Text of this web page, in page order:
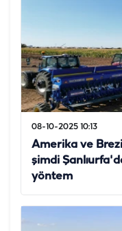
08-10-2025 10:13
Amerika ve
şimdi
yöntem